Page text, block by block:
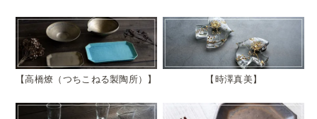
高橋燎（つちこねる製陶所） 時澤真美